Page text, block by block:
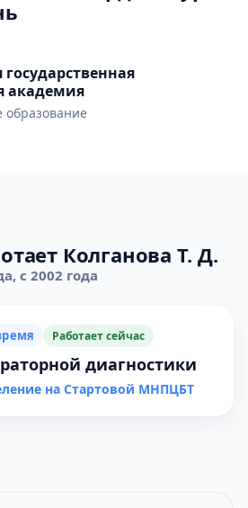
государственная
академия
образование
Колганова Т. Д.
с 2002 года
Работает сейчас
диагностики
на Стартовой МНПЦБТ